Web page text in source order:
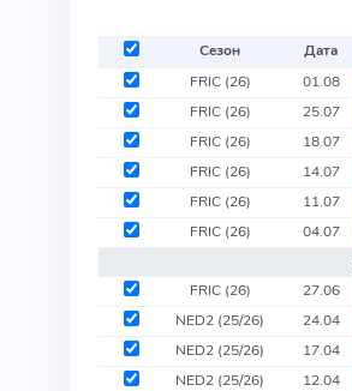
Сезон Дата
FRIC (26) 01.08
FRIC (26) 25.07
FRIC (26) 18.07
FRIC (26) 14.07
FRIC (26) 11.07
FRIC (26) 04.07
FRIC (26) 27.06
NED2 (25/26) 24.04
NED2 (25/26) 17.04
NED2 (25/26) 12.04